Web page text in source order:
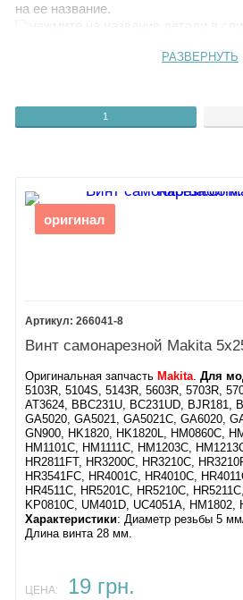
на ее название.
Стопорная кнопка
Шестірня ведущая GA6021
Шарикоподшипник 6000LH
кольцо R-30
11Крыльчатка GA6021
Якорь GA6021
13
Изоляционная прокладка
14
Шарикоподшипник 608DDW
15Обтекатель
16Статор GA6021
17Винт 4х65
18
Корпус двигателя GA6021
19Деталь ручки
20
Колпачок держателя щетки
43
44
45
46
47
48
49
50
51
РАЗВЕРНУТЬ
1
оригинал
266041-8
Винт самонарезной Makita
Оригинальная запчасть Makita .Для
5103R, 5104S, 5143R, 5603R, 5703R,
AT3624, BBC231U, BC231UD, BJR181,
GA5020, GA5021, GA5021C, GA6020,
GN900, HK1820, HK1820L, HM0860C,
HM1101C, HM1111C, HM1203C,
HR2811FT, HR3200C, HR3210C,
HR3541FC, HR4001C, HR4010C,
HR4511C, HR5201C, HR5210C,
KP0810C, UM401D, UC4051A, HM1802,
Характеристики: ​Диаметр резьбы 5
Длина винта 28 мм.
ЦЕНА: 19 грн.